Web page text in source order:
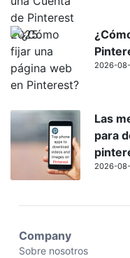
2026-
Las
para
2026-
Company
Sobre nosotros